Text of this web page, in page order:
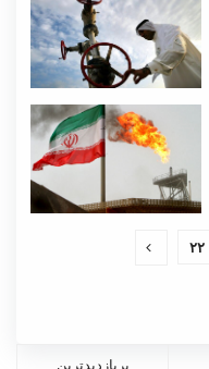
۲۲
پربازدیدترین